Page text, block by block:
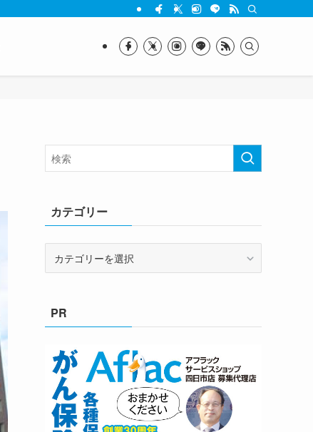
カテゴリー
ーPR